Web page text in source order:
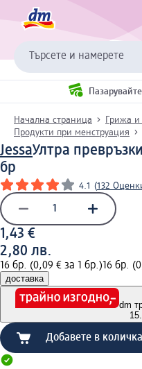
Търсете и намерете
Начална страница
Грижа
Продукти при менструация
JessaУлтра
бр
4.1 (132
1,43 €
2,80 лв.
16 бр. (0,09 € за 1 бр.)16 бр.
доставка
dm
Добавете в количка